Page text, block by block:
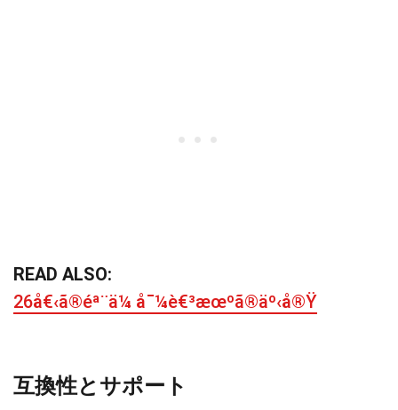
READ ALSO:
26å€‹ã®éª¨ä¼ å¯¼è€³æœºã®äº‹å®Ÿ
互換性とサポート